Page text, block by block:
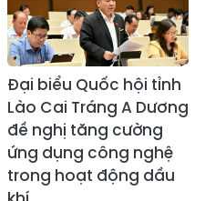
Đại biểu Quốc hội tỉnh
Lào Cai Tráng A Dương
đề nghị tăng cường
ứng dụng công nghệ
trong hoạt động dầu